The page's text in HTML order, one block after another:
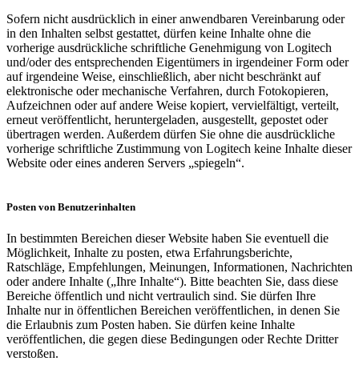
Sofern nicht ausdrücklich in einer anwendbaren Vereinbarung oder
in den Inhalten selbst gestattet, dürfen keine Inhalte ohne die
vorherige ausdrückliche schriftliche Genehmigung von Logitech
und/oder des entsprechenden Eigentümers in irgendeiner Form oder
auf irgendeine Weise, einschließlich, aber nicht beschränkt auf
elektronische oder mechanische Verfahren, durch Fotokopieren,
Aufzeichnen oder auf andere Weise kopiert, vervielfältigt, verteilt,
erneut veröffentlicht, heruntergeladen, ausgestellt, gepostet oder
übertragen werden. Außerdem dürfen Sie ohne die ausdrückliche
vorherige schriftliche Zustimmung von Logitech keine Inhalte dieser
Website oder eines anderen Servers „spiegeln“.
Posten von Benutzerinhalten
In bestimmten Bereichen dieser Website haben Sie eventuell die
Möglichkeit, Inhalte zu posten, etwa Erfahrungsberichte,
Ratschläge, Empfehlungen, Meinungen, Informationen, Nachrichten
oder andere Inhalte („Ihre Inhalte“). Bitte beachten Sie, dass diese
Bereiche öffentlich und nicht vertraulich sind. Sie dürfen Ihre
Inhalte nur in öffentlichen Bereichen veröffentlichen, in denen Sie
die Erlaubnis zum Posten haben. Sie dürfen keine Inhalte
veröffentlichen, die gegen diese Bedingungen oder Rechte Dritter
verstoßen.